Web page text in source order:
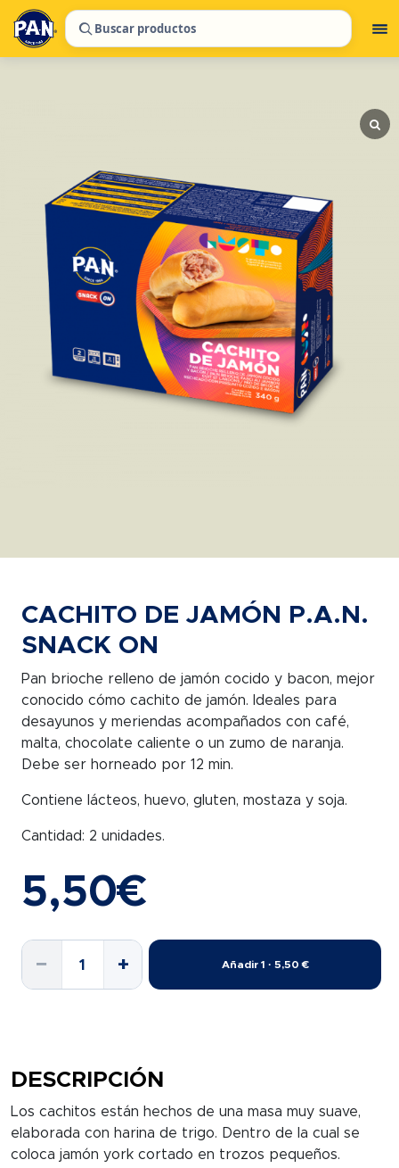
Buscar productos
CACHITO DE JAMÓN P.A.N.
SNACK ON
Pan brioche relleno de jamón cocido y bacon, mejor
conocido cómo cachito de jamón. Ideales para
desayunos y meriendas acompañados con café,
malta, chocolate caliente o un zumo de naranja.
Debe ser horneado por 12 min.
Contiene lácteos, huevo, gluten, mostaza y soja.
Cantidad: 2 unidades.
5,50€
−
JAMÓN
cantidad
+ Añadir 1 · 5,50 €
DESCRIPCIÓN
Los cachitos están hechos de una masa muy suave,
elaborada con harina de trigo. Dentro de la cual se
coloca jamón york cortado en trozos pequeños.